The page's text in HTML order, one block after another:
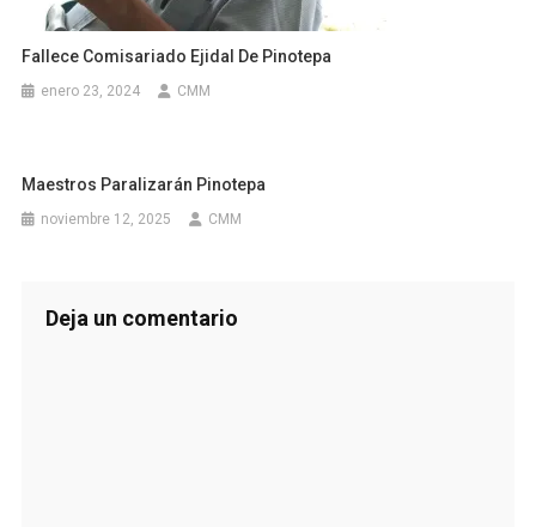
Fallece Comisariado Ejidal De Pinotepa
enero 23, 2024 CMM
Maestros Paralizarán Pinotepa
noviembre 12, 2025 CMM
Deja un comentario